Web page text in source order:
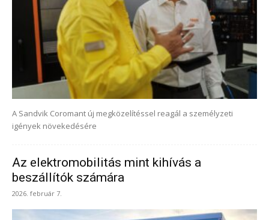
A Sandvik Coromant új megközelítéssel reagál a személyzeti
igények növekedésére
Az elektromobilitás mint kihívás a
beszállítók számára
2026. február 7.